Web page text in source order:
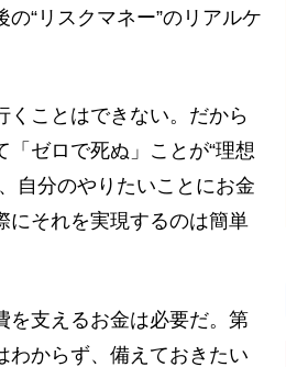
“リスクマネー”のリアルケ
ことはできない。だから
ゼロで死ぬ」ことが“理想
自分のやりたいことにお金
にそれを実現するのは簡単
支えるお金は必要だ。第
わからず、備えておきたい